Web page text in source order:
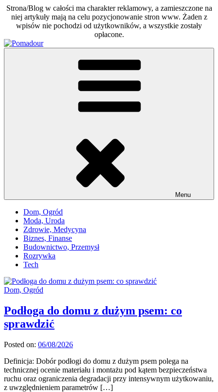
Strona/Blog w całości ma charakter reklamowy, a zamieszczone na
niej artykuły mają na celu pozycjonowanie stron www. Żaden z
wpisów nie pochodzi od użytkowników, a wszystkie zostały
opłacone.
Skip
to
Menu
Dom, Ogród
Moda, Uroda
Zdrowie, Medycyna
Biznes, Finanse
Budownictwo, Przemysł
Rozrywka
Tech
Dom, Ogród
Podłoga do domu z dużym psem: co
sprawdzić
Posted on: 06/08/2026
Definicja: Dobór podłogi do domu z dużym psem polega na
technicznej ocenie materiału i montażu pod kątem bezpieczeństwa
ruchu oraz ograniczenia degradacji przy intensywnym użytkowaniu,
z uwzględnieniem parametrów […]